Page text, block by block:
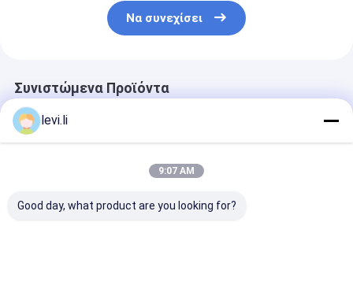
Να συνεχίσει
Συνιστώμενα Προϊόντα
levi.li
9:07 AM
Good day, what product are you looking for?